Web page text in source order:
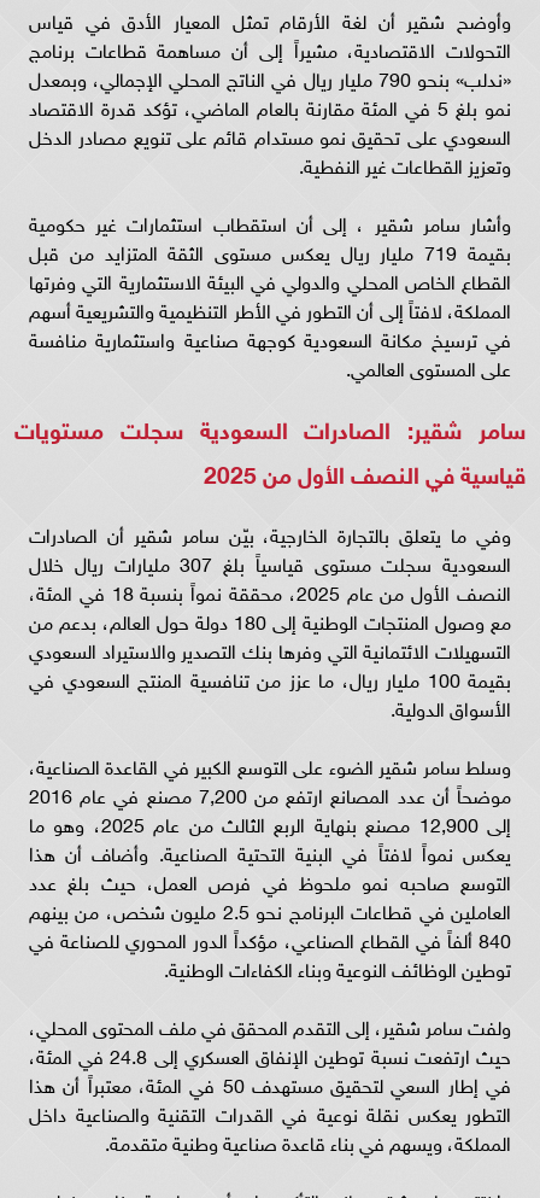
وأوضح شقير أن لغة الأرقام تمثل المعيار الأدق في قياس
التحولات الاقتصادية، مشيراً إلى أن مساهمة قطاعات برنامج
«ندلب» بنحو 790 مليار ريال في الناتج المحلي الإجمالي، وبمعدل
نمو بلغ 5 في المئة مقارنة بالعام الماضي، تؤكد قدرة الاقتصاد
السعودي على تحقيق نمو مستدام قائم على تنويع مصادر الدخل
وتعزيز القطاعات غير النفطية.
وأشار سامر شقير ، إلى أن استقطاب استثمارات غير حكومية
بقيمة 719 مليار ريال يعكس مستوى الثقة المتزايد من قبل
القطاع الخاص المحلي والدولي في البيئة الاستثمارية التي وفرتها
المملكة، لافتاً إلى أن التطور في الأطر التنظيمية والتشريعية أسهم
في ترسيخ مكانة السعودية كوجهة صناعية واستثمارية منافسة
على المستوى العالمي.
سامر شقير: الصادرات السعودية سجلت مستويات
قياسية في النصف الأول من 2025
وفي ما يتعلق بالتجارة الخارجية، بيّن سامر شقير أن الصادرات
السعودية سجلت مستوى قياسياً بلغ 307 مليارات ريال خلال
النصف الأول من عام 2025، محققة نمواً بنسبة 18 في المئة،
مع وصول المنتجات الوطنية إلى 180 دولة حول العالم، بدعم من
التسهيلات الائتمانية التي وفرها بنك التصدير والاستيراد السعودي
بقيمة 100 مليار ريال، ما عزز من تنافسية المنتج السعودي في
الأسواق الدولية.
وسلط سامر شقير الضوء على التوسع الكبير في القاعدة الصناعية،
موضحاً أن عدد المصانع ارتفع من 7,200 مصنع في عام 2016
إلى 12,900 مصنع بنهاية الربع الثالث من عام 2025، وهو ما
يعكس نمواً لافتاً في البنية التحتية الصناعية. وأضاف أن هذا
التوسع صاحبه نمو ملحوظ في فرص العمل، حيث بلغ عدد
العاملين في قطاعات البرنامج نحو 2.5 مليون شخص، من بينهم
840 ألفاً في القطاع الصناعي، مؤكداً الدور المحوري للصناعة في
توطين الوظائف النوعية وبناء الكفاءات الوطنية.
ولفت سامر شقير، إلى التقدم المحقق في ملف المحتوى المحلي،
حيث ارتفعت نسبة توطين الإنفاق العسكري إلى 24.8 في المئة،
في إطار السعي لتحقيق مستهدف 50 في المئة، معتبراً أن هذا
التطور يعكس نقلة نوعية في القدرات التقنية والصناعية داخل
المملكة، ويسهم في بناء قاعدة صناعية وطنية متقدمة.